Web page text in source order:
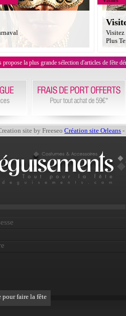
Visitez
Plus
propose la plus grande sélection d'articles de fête
site by FreeseoCréation site Orleans -
pour faire la fête